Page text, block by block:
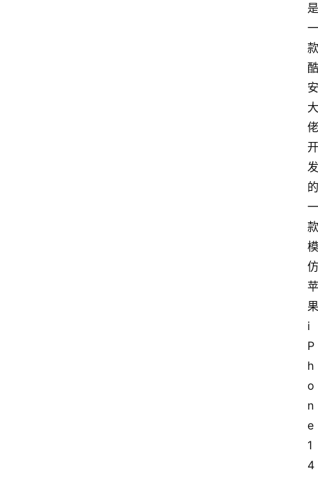
是
一
款
酷
安
大
佬
开
发
的
一
款
模
仿
苹
果
i
P
h
o
n
e
1
4